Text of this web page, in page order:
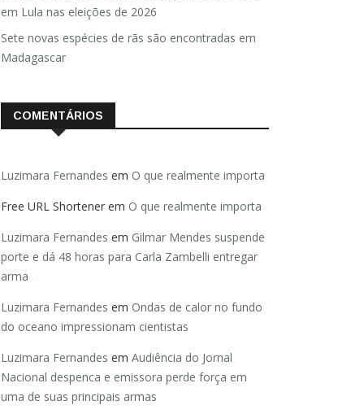
em Lula nas eleições de 2026
Sete novas espécies de rãs são encontradas em
Madagascar
COMENTÁRIOS
Luzimara Fernandes em O que realmente importa
Free URL Shortener em O que realmente importa
Luzimara Fernandes em Gilmar Mendes suspende
porte e dá 48 horas para Carla Zambelli entregar
arma
Luzimara Fernandes em Ondas de calor no fundo
do oceano impressionam cientistas
Luzimara Fernandes em Audiência do Jornal
Nacional despenca e emissora perde força em
uma de suas principais armas